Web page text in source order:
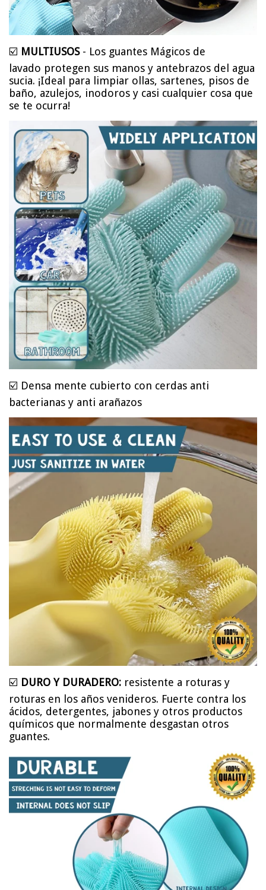
☑️ MULTIUSOS - Los guantes Mágicos de
lavado protegen sus manos y antebrazos del agua
sucia. ¡Ideal para limpiar ollas, sartenes, pisos de
baño, azulejos, inodoros y casi cualquier cosa que
se te ocurra!
☑️ Densa mente cubierto con cerdas anti
bacterianas y anti arañazos
☑️ DURO Y DURADERO: resistente a roturas y
roturas en los años venideros. Fuerte contra los
ácidos, detergentes, jabones y otros productos
químicos que normalmente desgastan otros
guantes.